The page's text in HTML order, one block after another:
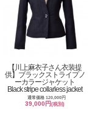
【川上麻衣子さん衣装提
供】ブラックストライプノ
ーカラージャケット
Black stripe collarless jacket
通常価格 120,000円
39,000円(税別)